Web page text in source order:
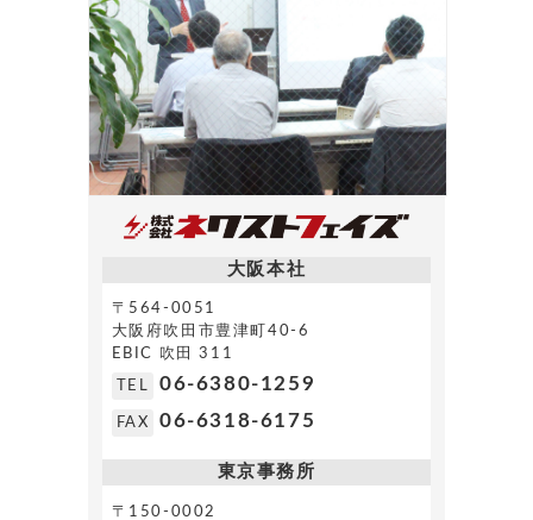
大阪本社
〒564-0051
大阪府吹田市豊津町40-6
EBIC 吹田 311
TEL 06-6380-1259
FAX 06-6318-6175
東京事務所
〒150-0002